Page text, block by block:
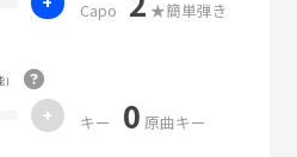
Capo ★簡単弾き
+ キー 0 原曲キー